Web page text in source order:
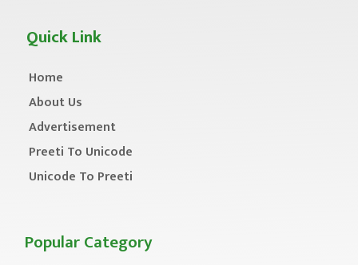
Quick Link
Home
About Us
Advertisement
Preeti To Unicode
Unicode To Preeti
Popular Category